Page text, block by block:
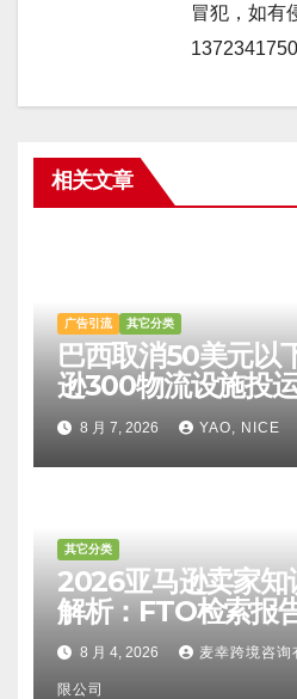
冒犯，如有
相关文章
广告引流 其它分类
巴西取消50美元以
逊300物流设施投
8 月 7, 2026 YAO, NICE
其它分类
2026亚马逊卖家知
解析：FTO检索报
比对区别、TRO应
甄选避坑全攻略
8 月 4, 2026 麦幸跨境咨
限公司